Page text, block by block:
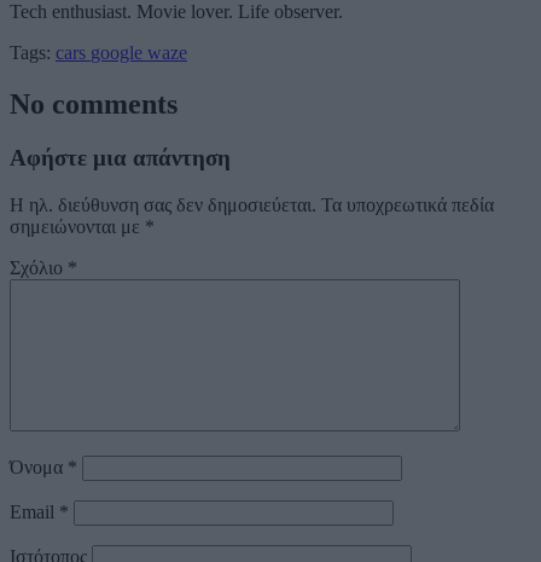
Tech enthusiast. Movie lover. Life observer.
Tags: cars google waze
No comments
Αφήστε μια απάντηση
Η ηλ. διεύθυνση σας δεν δημοσιεύεται. Τα υποχρεωτικά πεδία
σημειώνονται με *
Σχόλιο *
Όνομα *
Email *
Ιστότοπος